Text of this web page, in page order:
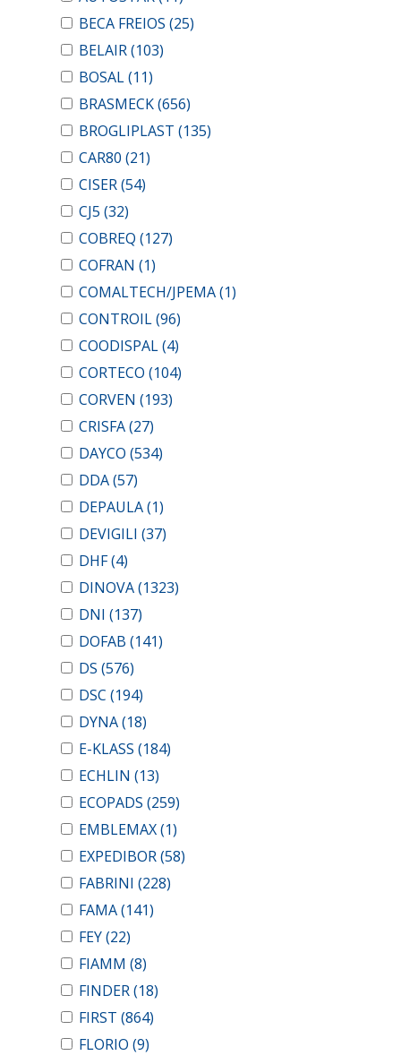
BECA FREIOS (25)
BELAIR(103)
BOSAL(11)
BRASMECK(656)
BROGLIPLAST (135)
CAR80 (21)
CISER(54)
CJ5 (32)
COBREQ (127)
COFRAN (1)
COMALTECH/JPEMA(1)
CONTROIL(96)
COODISPAL(4)
CORTECO (104)
CORVEN (193)
CRISFA(27)
DAYCO (534)
DDA(57)
DEPAULA(1)
DEVIGILI (37)
DHF(4)
DINOVA(1323)
DNI (137)
DOFAB (141)
DS (576)
DSC (194)
DYNA(18)
E-KLASS (184)
ECHLIN (13)
ECOPADS (259)
EMBLEMAX(1)
EXPEDIBOR(58)
FABRINI (228)
FAMA(141)
FEY(22)
FIAMM (8)
FINDER(18)
FIRST (864)
FLORIO (9)